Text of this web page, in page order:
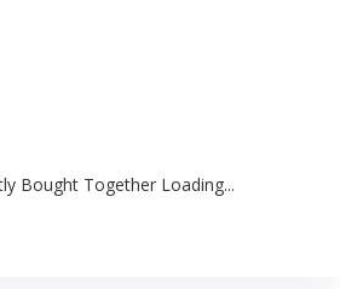
Bought Together Loading...